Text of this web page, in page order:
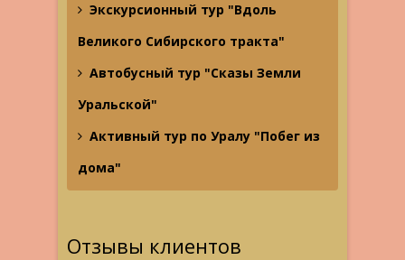
Экскурсионный тур "Вдоль
Великого Сибирского тракта"
Автобусный тур "Сказы Земли
Уральской"
Активный тур по Уралу "Побег из
дома"
Отзывы клиентов